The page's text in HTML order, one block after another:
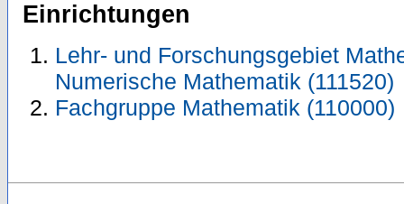
Einrichtungen
Lehr- und Forschungsgebiet
Numerische Mathematik (111520)
Fachgruppe Mathematik (110000)